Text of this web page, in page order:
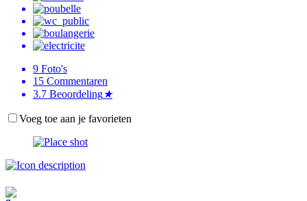
9 Foto's
15 Commentaren
3.7 Beoordeling★
Voeg toe aan je favorieten